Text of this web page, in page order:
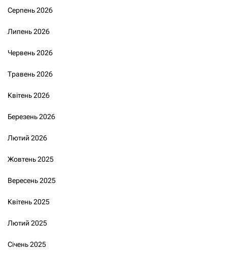
Серпень 2026
Липень 2026
Червень 2026
Травень 2026
Квітень 2026
Березень 2026
Лютий 2026
Жовтень 2025
Вересень 2025
Квітень 2025
Лютий 2025
Січень 2025